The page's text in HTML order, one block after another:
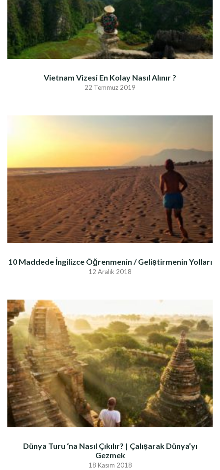
Vietnam Vizesi En Kolay Nasıl Alınır ?
22 Temmuz 2019
10 Maddede İngilizce Öğrenmenin / Geliştirmenin Yolları
12 Aralık 2018
Dünya Turu ‘na Nasıl Çıkılır? | Çalışarak Dünya’yı
Gezmek
18 Kasım 2018